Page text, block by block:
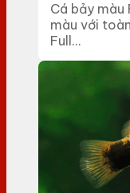
Cá bảy màu
màu với
Full...